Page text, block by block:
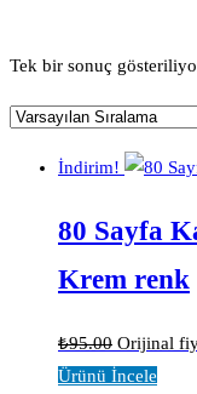
Tek bir sonuç
İndirim!
80 Sayfa
Krem renk
₺95.00 Orijinal
Ürünü İncele